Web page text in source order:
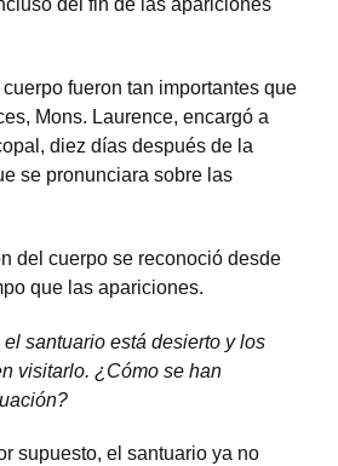
del fin de las apariciones
fueron tan importantes que
Mons. Laurence, encargó a
diez días después de la
se pronunciara sobre las
del cuerpo se reconoció desde
que las apariciones.
santuario está desierto y los
visitarlo. ¿Cómo se han
supuesto, el santuario ya no